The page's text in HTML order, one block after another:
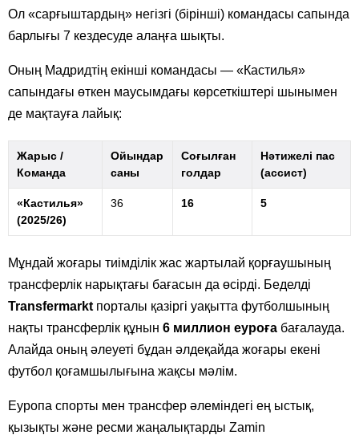
Ол «сарғыштардың» негізгі (бірінші) командасы сапында
барлығы 7 кездесуде алаңға шықты.
Оның Мадридтің екінші командасы — «Кастилья»
сапындағы өткен маусымдағы көрсеткіштері шынымен
де мақтауға лайық:
Жарыс /
Команда
Ойындар
саны
Соғылған
голдар
Нәтижелі пас
(ассист)
«Кастилья»
(2025/26)
36 16 5
Мұндай жоғары тиімділік жас жартылай қорғаушының
трансферлік нарықтағы бағасын да өсірді. Беделді
Transfermarkt порталы қазіргі уақытта футболшының
нақты трансферлік құнын 6 миллион еуроға бағалауда.
Алайда оның әлеуеті бұдан әлдеқайда жоғары екені
футбол қоғамшылығына жақсы мәлім.
Еуропа спорты мен трансфер әлеміндегі ең ыстық,
қызықты және ресми жаңалықтарды Zamin